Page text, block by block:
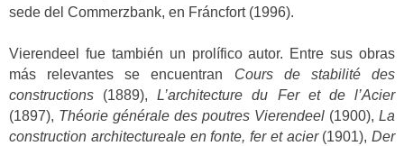
sede del Commerzbank, en Fráncfort (1996).
Vierendeel fue también un prolífico autor. Entre sus obras
más relevantes se encuentran Cours de stabilité des
constructions (1889),L’architecture du Fer et de l’Acier
(1897), Théorie générale des poutres Vierendeel (1900), La
construction architectureale en fonte, fer et acier(1901), Der